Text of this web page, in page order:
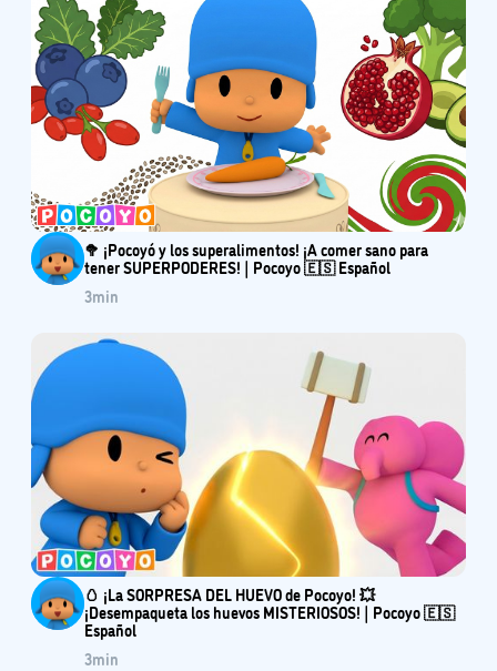
🥦 ¡Pocoyó y los superalimentos! ¡A comer sano para
tener SUPERPODERES! | Pocoyo 🇪🇸 Español
3min
🥚 ¡La SORPRESA DEL HUEVO de Pocoyo! 💥
¡Desempaqueta los huevos MISTERIOSOS! | Pocoyo 🇪🇸
Español
3min